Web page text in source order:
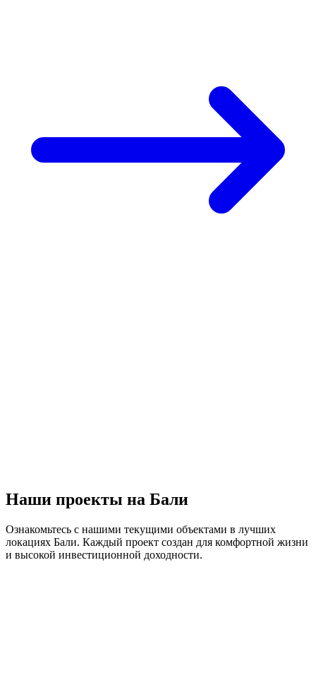
Наши проекты на Бали
Ознакомьтесь с нашими текущими объектами в лучших
локациях Бали. Каждый проект создан для комфортной жизни
и высокой инвестиционной доходности.